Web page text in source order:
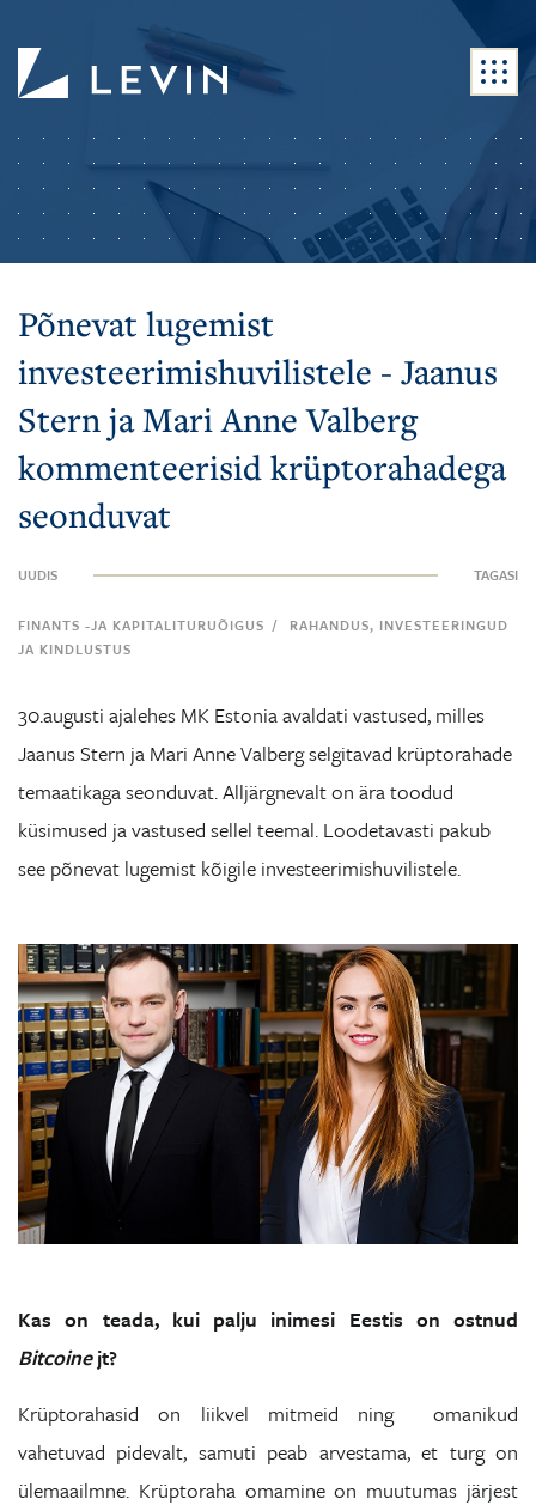
Põnevat lugemist
investeerimishuvilistele - Jaanus
Stern ja Mari Anne Valberg
kommenteerisid krüptorahadega
seonduvat
UUDIS TAGASI
FINANTS -JA KAPITALITURUÕIGUS /
RAHANDUS, INVESTEERINGUD
JA KINDLUSTUS
30.augusti ajalehes MK Estonia avaldati vastused, milles
Jaanus Stern ja Mari Anne Valberg selgitavad krüptorahade
temaatikaga seonduvat. Alljärgnevalt on ära toodud
küsimused ja vastused sellel teemal. Loodetavasti pakub
see põnevat lugemist kõigile investeerimishuvilistele.
Kas on teada, kui palju inimesi Eestis on ostnud
Bitcoinejt?
Krüptorahasid on liikvel mitmeid ning omanikud
vahetuvad pidevalt, samuti peab arvestama, et turg on
ülemaailmne. Krüptoraha omamine on muutumas järjest